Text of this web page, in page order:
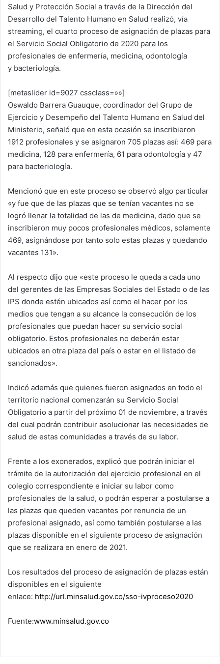
Salud y Protección Social a través de la Dirección del
Desarrollo del Talento Humano en Salud realizó, vía
streaming, el cuarto proceso de asignación de plazas para
el Servicio Social Obligatorio de 2020 para los
profesionales de enfermería, medicina, odontología
y bacteriología.
[metaslider id=9027 cssclass=»»]
Oswaldo Barrera Guauque, coordinador del Grupo de
Ejercicio y Desempeño del Talento Humano en Salud del
Ministerio, señaló que en esta ocasión se inscribieron
1912 profesionales y se asignaron 705 plazas así: 469 para
medicina, 128 para enfermería, 61 para odontología y 47
para bacteriología.
Mencionó que en este proceso se observó algo particular
«y fue que de las plazas que se tenían vacantes no se
logró llenar la totalidad de las de medicina, dado que se
inscribieron muy pocos profesionales médicos, solamente
469, asignándose por tanto solo estas plazas y quedando
vacantes 131».
Al respecto dijo que «este proceso le queda a cada uno
del gerentes de las Empresas Sociales del Estado o de las
IPS donde estén ubicados así como el hacer por los
medios que tengan a su alcance la consecución de los
profesionales que puedan hacer su servicio social
obligatorio. Estos profesionales no deberán estar
ubicados en otra plaza del país o estar en el listado de
sancionados».
Indicó además que quienes fueron asignados en todo el
territorio nacional comenzarán su Servicio Social
Obligatorio a partir del próximo 01 de noviembre, a través
del cual podrán contribuir asolucionar las necesidades de
salud de estas comunidades a través de su labor.
Frente a los exonerados, explicó que podrán iniciar el
trámite de la autorización del ejercicio profesional en el
colegio correspondiente e iniciar su labor como
profesionales de la salud, o podrán esperar a postularse a
las plazas que queden vacantes por renuncia de un
profesional asignado, así como también postularse a las
plazas disponible en el siguiente proceso de asignación
que se realizara en enero de 2021.
Los resultados del proceso de asignación de plazas están
disponibles en el siguiente
enlace: http://url.minsalud.gov.co/sso-ivproceso2020
Fuente:www.minsalud.gov.co